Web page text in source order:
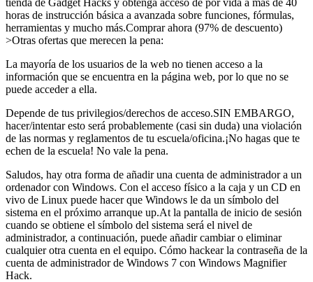
horas de instrucción básica a avanzada sobre funciones, fórmulas,
herramientas y mucho más.Comprar ahora (97% de descuento)
>Otras ofertas que merecen la pena:
La mayoría de los usuarios de la web no tienen acceso a la
información que se encuentra en la página web, por lo que no se
puede acceder a ella.
Depende de tus privilegios/derechos de acceso.SIN EMBARGO,
hacer/intentar esto será probablemente (casi sin duda) una violación
de las normas y reglamentos de tu escuela/oficina.¡No hagas que te
echen de la escuela! No vale la pena.
Saludos, hay otra forma de añadir una cuenta de administrador a un
ordenador con Windows. Con el acceso físico a la caja y un CD en
vivo de Linux puede hacer que Windows le da un símbolo del
sistema en el próximo arranque up.At la pantalla de inicio de sesión
cuando se obtiene el símbolo del sistema será el nivel de
administrador, a continuación, puede añadir cambiar o eliminar
cualquier otra cuenta en el equipo. Cómo hackear la contraseña de la
cuenta de administrador de Windows 7 con Windows Magnifier
Hack.